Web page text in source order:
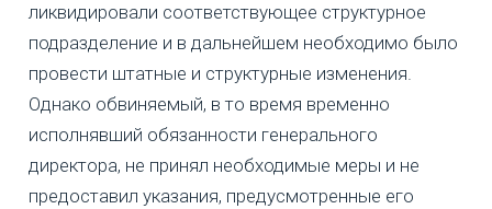
ликвидировали соответствующее структурное
подразделение и в дальнейшем необходимо было
провести штатные и структурные изменения.
Однако обвиняемый, в то время временно
исполнявший обязанности генерального
директора, не принял необходимые меры и не
предоставил указания, предусмотренные его